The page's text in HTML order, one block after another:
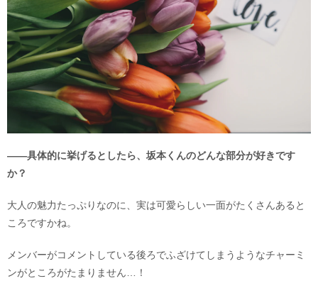
――具体的に挙げるとしたら、坂本くんのどんな部分が好きです
か？
大人の魅力たっぷりなのに、実は可愛らしい一面がたくさんあると
ころですかね。
メンバーがコメントしている後ろでふざけてしまうようなチャーミ
ンがところがたまりません…！